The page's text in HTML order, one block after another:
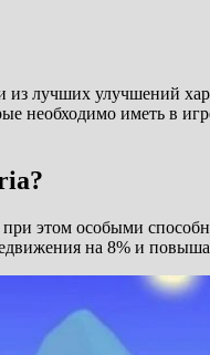
из лучших улучшений
необходимо иметь в
этом особыми
на 8% и